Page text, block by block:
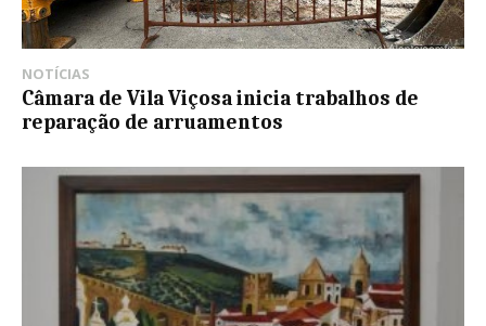
NOTÍCIAS
Câmara de Vila Viçosa inicia trabalhos de
reparação de arruamentos